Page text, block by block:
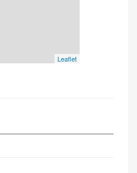
Leaflet